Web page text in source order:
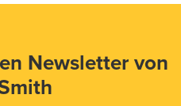
Newsletter von